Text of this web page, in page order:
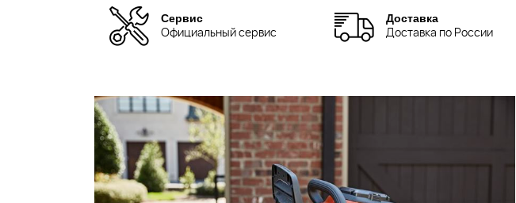
Сервис
Официальный сервис
Доставка
Доставка по России